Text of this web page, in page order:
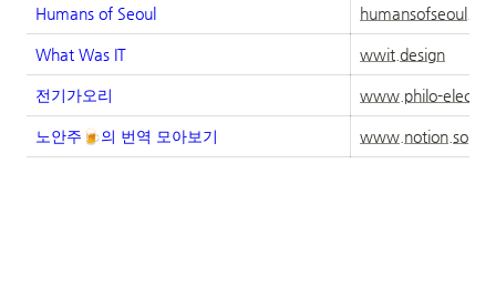
Humans of Seoul
What Was IT wwit.design
전기가오리 www.philo-
노안주🍺의 번역 모아보기 www.notion.so